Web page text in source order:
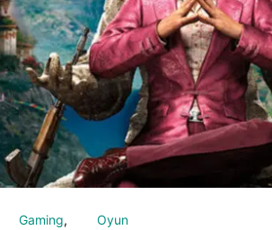
Gaming Oyun